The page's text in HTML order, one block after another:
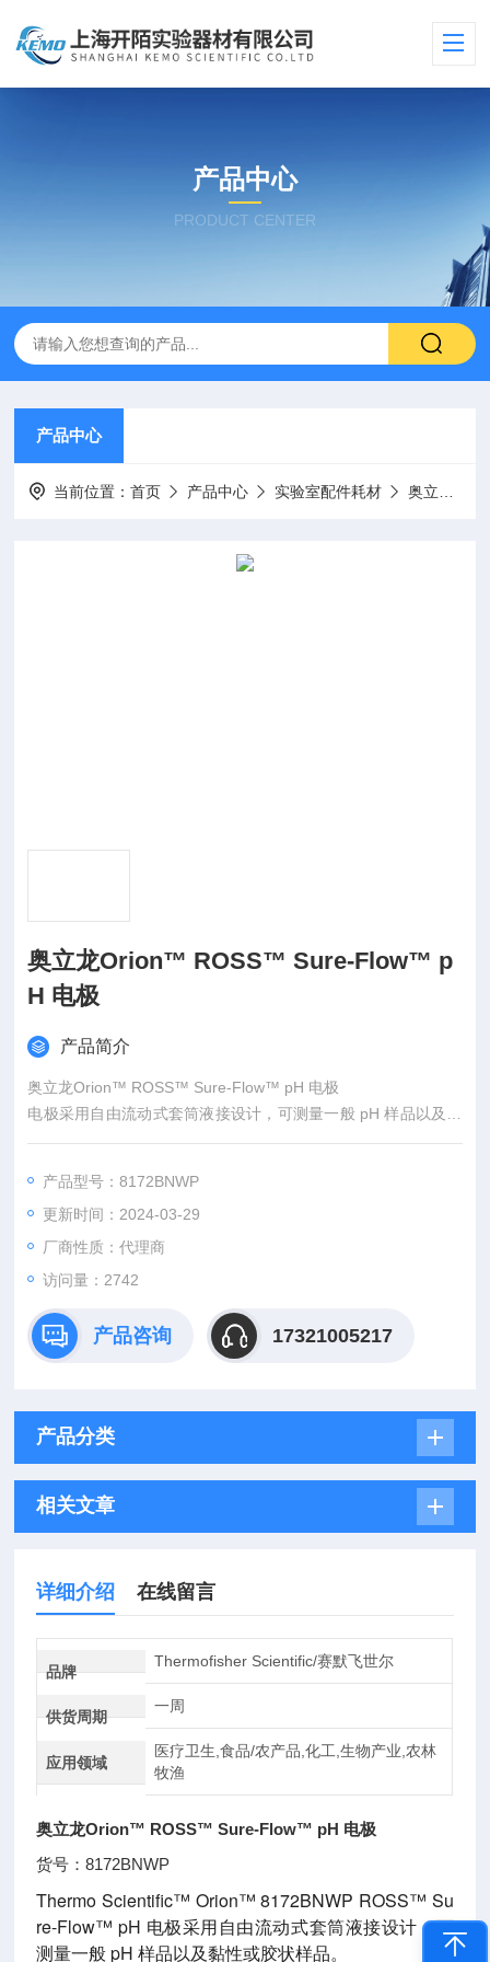
产品中心
PRODUCT CENTER
产品中心
当前位置：首页 产品中心 实验室配件耗材 奥立龙Orion仪器配件
奥立龙Orion™ ROSS™ Sure-Flow™ p
H 电极
产品简介
奥立龙Orion™ ROSS™ Sure-Flow™ pH 电极
电极采用自由流动式套筒液接设计，可测量一般 pH 样品以及黏
性或胶状样品。
产品型号：8172BNWP
更新时间：2024-03-29
厂商性质：代理商
访问量：2742
产品咨询 17321005217
产品分类
相关文章
详细介绍 在线留言
品牌
Thermofisher Scientific/赛默飞世尔
供货周期
一周
应用领域
医疗卫生,食品/农产品,化工,生物产业,农林
牧渔
奥立龙Orion™ ROSS™ Sure-Flow™ pH 电极
货号：8172BNWP
Thermo Scientific™ Orion™ 8172BNWP ROSS™ Su
re-Flow™ pH 电极采用自由流动式套筒液接设计，可
测量一般 pH 样品以及黏性或胶状样品。